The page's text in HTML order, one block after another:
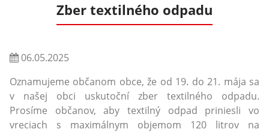
Zber textilného odpadu
06.05.2025
Oznamujeme občanom obce, že od 19. do 21. mája sa
v našej obci uskutoční zber textilného odpadu.
Prosíme občanov, aby textilný odpad priniesli vo
vreciach s maximálnym objemom 120 litrov na